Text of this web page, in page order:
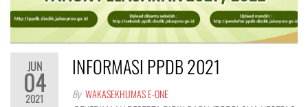
JUN
04
2021
INFORMASI PPDB 2021
By WAKASEKHUMAS E-ONE